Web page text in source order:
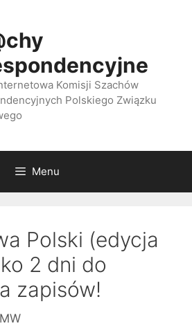
Komisji Szachów
Polskiego Związku
Menu
Polski (edycja
2 dni do
zapisów!
MW